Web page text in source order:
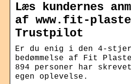
Læs kundernes
af www.fit-
Trustpilot
Er du enig i den 4-
bedømmelse af Fit
894 personer har
egen oplevelse.